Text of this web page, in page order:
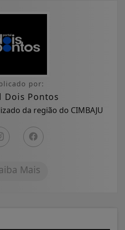
por:
Dois Pontos
da região do CIMBAJU
Mais